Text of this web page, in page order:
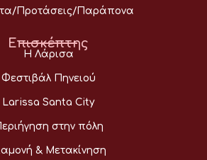
Προτάσεις/Παράπονα
Επισκέπτης
Η Λάρισα
Φεστιβάλ Πηνειού
Larissa Santa City
στην πόλη
& Μετακίνηση